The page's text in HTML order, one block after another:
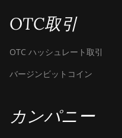
OTC取引
OTC ハッシュレート取引
バージンビットコイン
カンパニー